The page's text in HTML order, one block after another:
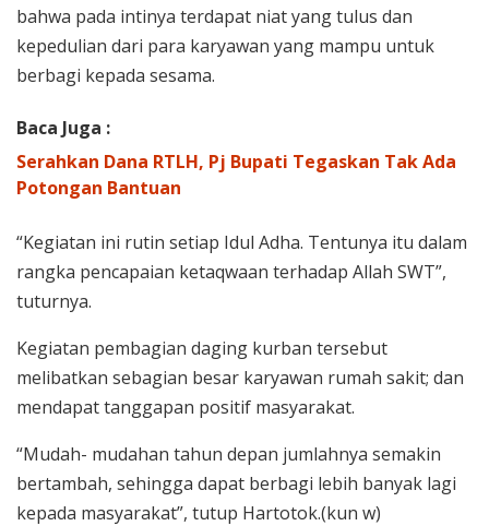
bahwa pada intinya terdapat niat yang tulus dan
kepedulian dari para karyawan yang mampu untuk
berbagi kepada sesama.
Baca Juga :
Serahkan Dana RTLH, Pj Bupati Tegaskan Tak Ada
Potongan Bantuan
“Kegiatan ini rutin setiap Idul Adha. Tentunya itu dalam
rangka pencapaian ketaqwaan terhadap Allah SWT”,
tuturnya.
Kegiatan pembagian daging kurban tersebut
melibatkan sebagian besar karyawan rumah sakit; dan
mendapat tanggapan positif masyarakat.
“Mudah- mudahan tahun depan jumlahnya semakin
bertambah, sehingga dapat berbagi lebih banyak lagi
kepada masyarakat”, tutup Hartotok.(kun w)